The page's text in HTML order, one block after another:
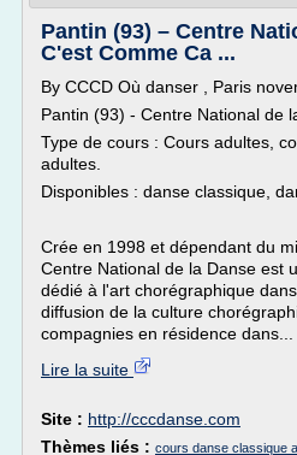
Pantin (93) – Centre
C'est Comme Ca ...
By CCCD Où danser , Paris
Pantin (93) - Centre National de
Type de cours : Cours adultes,
adultes.
Disponibles : danse classique,
Crée en 1998 et dépendant du
Centre National de la Danse est
dédié à l'art chorégraphique
diffusion de la culture
compagnies en résidence dans...
Lire la suite
Site : http://cccdanse.com
Thèmes liés : cours danse classique